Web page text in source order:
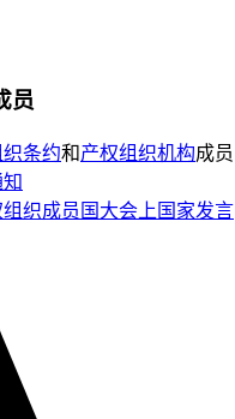
员
条约和产权组织机构成员
织成员国大会上国家发言